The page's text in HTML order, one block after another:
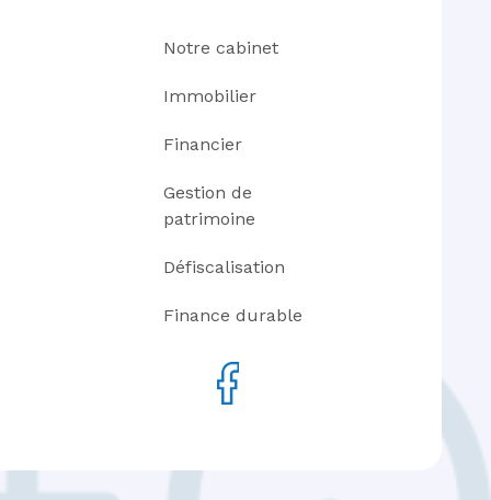
Notre cabinet
Immobilier
Financier
Gestion de
patrimoine
Défiscalisation
Finance durable